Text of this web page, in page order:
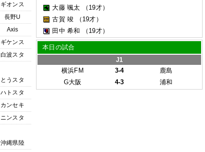
ギオンス
長野U
Axis
ギケンス
白波スタ
とうスタ
ハトスタ
カンセキ
ニンスタ
沖縄県陸
大藤 颯太
（19才）
古賀 竣
（19才）
田中 希和
（19才）
本日の試合
J1
横浜FM
3-4
鹿島
G大阪
4-3 浦和